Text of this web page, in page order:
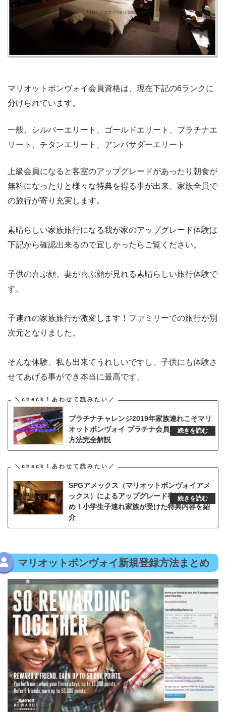
マリオットボンヴォイ会員資格は、現在下記の6ランクに
分けられています。
一般、シルバーエリート、ゴールドエリート、プラチナエ
リート、チタンエリート、アンバサダーエリート
上級会員になると客室のアップグレードがあったり朝食が
無料になったりと様々な特典を得る事が出来、家族全員で
の旅行が寄り充実します。
素晴らしい家族旅行になる我が家のアップグレード体験は
下記から確認出来るので宜しかったらご覧ください。
子供の喜ぶ顔、妻が喜ぶ顔が見れる素晴らしい旅行体験で
す。
子連れの家族旅行が激変します！ファミリーでの旅行が別
次元となりました。
そんな体験、私も出来てうれしいですし、子供にも体験さ
せてあげる事ができ本当に最高です。
プラチナチャレンジ2019年家族連れこそマリ
オットボンヴォイ プラチナ会員資格を！取得
方法完全解説
SPGアメックス（マリオットボンヴォイアメ
ックス）によるアップグレード宿泊記まと
め！小学生子連れ家族が受けた特典内容を紹
介
マリオットボンヴォイ新規登録方法まとめ